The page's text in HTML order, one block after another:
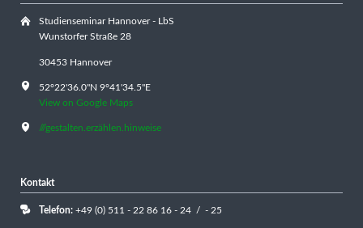
Studienseminar Hannover - LbS
Wunstorfer Straße 28
30453 Hannover
52°22'36.0"N 9°41'34.5"E
View on Google Maps
///gestalten.erzählen.hinweise
Kontakt
Telefon:+49 (0) 511 - 22 86 16 - 24 / - 25